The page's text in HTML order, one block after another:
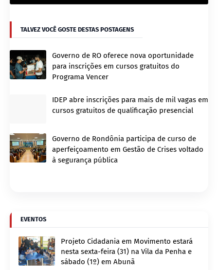
TALVEZ VOCÊ GOSTE DESTAS POSTAGENS
Governo de RO oferece nova oportunidade
para inscrições em cursos gratuitos do
Programa Vencer
IDEP abre inscrições para mais de mil vagas em
cursos gratuitos de qualificação presencial
Governo de Rondônia participa de curso de
aperfeiçoamento em Gestão de Crises voltado
à segurança pública
EVENTOS
Projeto Cidadania em Movimento estará
nesta sexta-feira (31) na Vila da Penha e
sábado (1º) em Abunã